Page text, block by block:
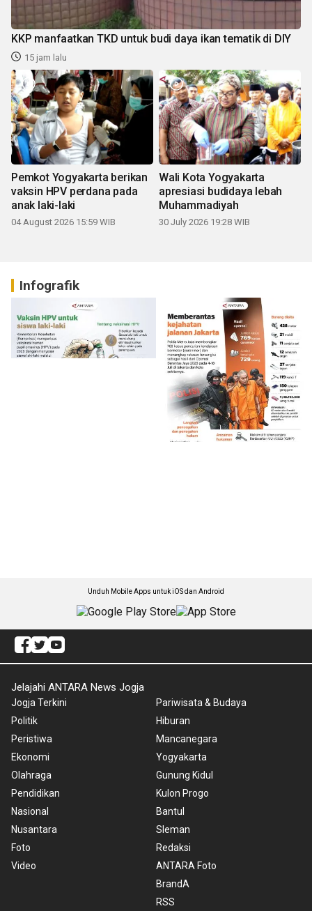
KKP manfaatkan TKD untuk budi daya ikan tematik di DIY
15 jam lalu
Pemkot Yogyakarta berikan
vaksin HPV perdana pada
anak laki-laki
04 August 2026 15:59 WIB
Wali Kota Yogyakarta
apresiasi budidaya lebah
Muhammadiyah
30 July 2026 19:28 WIB
Infografik
Unduh Mobile Apps untuk iOS dan Android
Jelajahi ANTARA News Jogja
Jogja Terkini
Politik
Peristiwa
Ekonomi
Olahraga
Pendidikan
Nasional
Nusantara
Foto
Video
Pariwisata & Budaya
Hiburan
Mancanegara
Yogyakarta
Gunung Kidul
Kulon Progo
Bantul
Sleman
Redaksi
ANTARA Foto
BrandA
RSS